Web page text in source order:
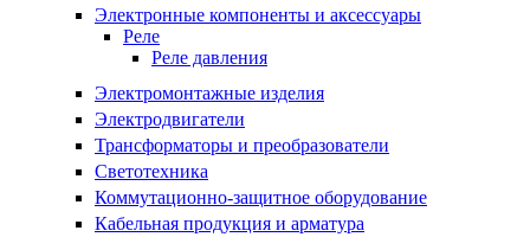
Электронные компоненты и аксессуары
Реле
Реле давления
Электромонтажные изделия
Электродвигатели
Трансформаторы и преобразователи
Светотехника
Коммутационно-защитное оборудование
Кабельная продукция и арматура